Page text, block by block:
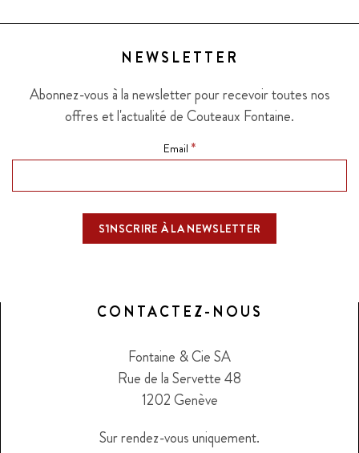
NEWSLETTER
Abonnez-vous à la newsletter pour recevoir toutes nos
offres et l'actualité de Couteaux Fontaine.
Email *
CONTACTEZ-NOUS
Fontaine & Cie SA
Rue de la Servette 48
1202 Genève
Sur rendez-vous uniquement.